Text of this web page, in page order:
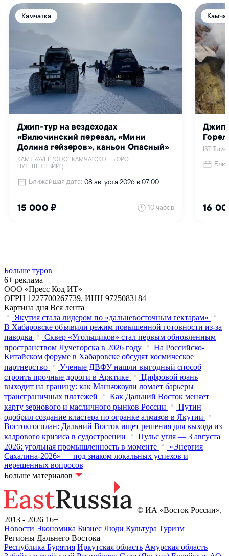
Больше туров
6+ реклама
ООО «Пресс Код ИТ»
ОГРН 1227700267739, ИНН 9725083184
Картина дня Вся лента
Якутия стала лидером по «дальневосточным гектарам»
В Хабаровске объявили режим повышенной готовности из‑за
паводка
Сквер «Угольщиков» стал первым обновленным
пространством Лучегорска в 2026 году
На Российско-
Китайском форуме в Хабаровске обсудят космическое
партнерство
Ученые ДВФУ нашли выгодный способ
строить прочные дороги в Арктике
Цифровой юань
выходит на границу: как Маньчжоули ломает барьеры
трансграничных платежей
Как Дальний Восток меняет
карту зернового и масличного рынков России
Путин
одобрил создание кластера по огранке алмазов в Якутии
Востокгосплан: Дальний Восток ищет решения для выхода из
кадрового кризиса в судостроении
Пульс угля — 3 августа
2026: угольная промышленность в моменте
«Энергия
Сахалина-2026» — под знаком локальных успехов и
нерешенных вопросов
Больше материалов
© ИА «Восток России»,
2013 - 2026 16+
Новости Экономика Бизнес Люди Культура Туризм
Регионы Дальнего Востока
Республика Бурятия Иркутская область Амурская область